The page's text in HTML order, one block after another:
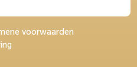
voorwaarden